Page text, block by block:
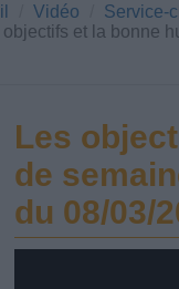
Vidéo
Service-
objectifs et la bonne
Les
de
du 08/03/